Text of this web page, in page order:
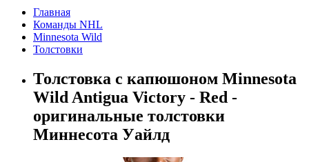
Главная
Команды NHL
Minnesota Wild
Толстовки
Толстовка с капюшоном Minnesota
Wild Antigua Victory - Red -
оригинальные толстовки
Миннесота Уайлд